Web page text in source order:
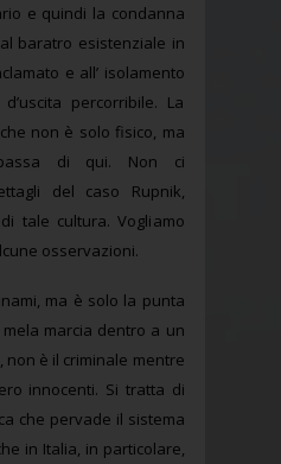
e quindi la condanna
baratro esistenziale in
e all’ isolamento
percorribile. La
non è solo fisico, ma
di qui. Non ci
del caso Rupnik,
tale cultura. Vogliamo
osservazioni.
ma è solo la punta
mela marcia dentro a un
non è il criminale mentre
innocenti. Si tratta di
che pervade il sistema
in Italia, in particolare,